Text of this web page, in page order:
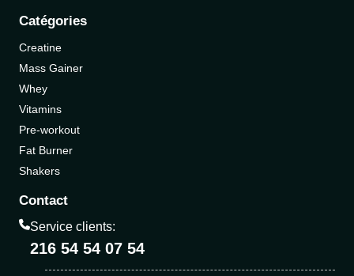
Catégories
Creatine
Mass Gainer
Whey
Vitamins
Pre-workout
Fat Burner
Shakers
Contact
Service clients:
216 54 54 07 54